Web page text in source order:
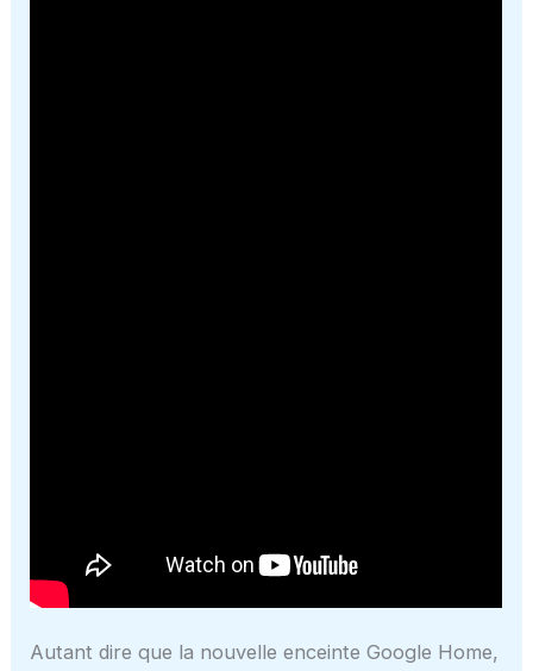
Autant dire que la nouvelle enceinte Google Home,